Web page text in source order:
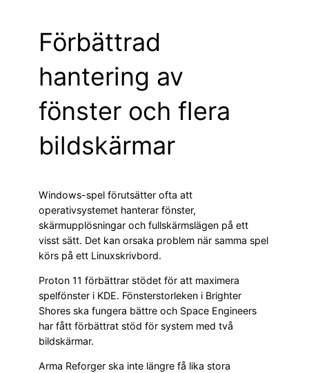
Förbättrad
hantering av
fönster och flera
bildskärmar
Windows-spel förutsätter ofta att
operativsystemet hanterar fönster,
skärmupplösningar och fullskärmslägen på ett
visst sätt. Det kan orsaka problem när samma spel
körs på ett Linuxskrivbord.
Proton 11 förbättrar stödet för att maximera
spelfönster i KDE. Fönsterstorleken i Brighter
Shores ska fungera bättre och Space Engineers
har fått förbättrat stöd för system med två
bildskärmar.
Arma Reforger ska inte längre få lika stora